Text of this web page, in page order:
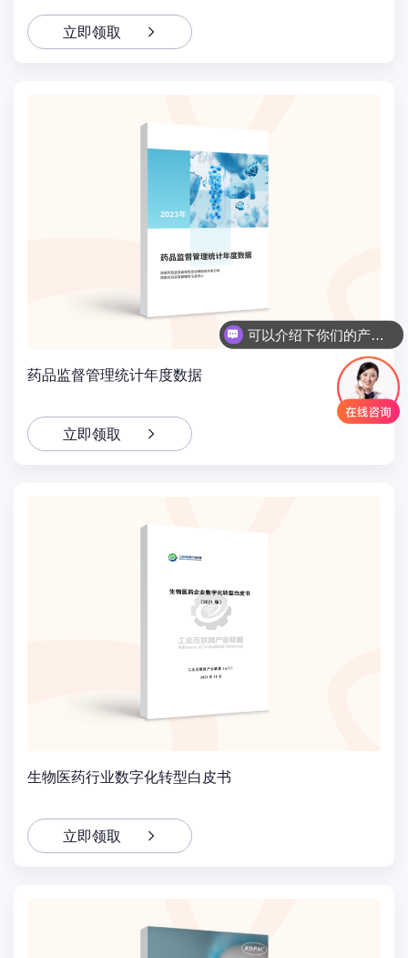
立即领取
药品监督管理统计年度数据
立即领取
生物医药行业数字化转型白皮书
立即领取
可以介绍下你们的产品么